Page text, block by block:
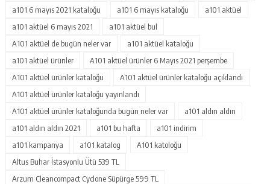
a101 6 mayıs 2021 kataloğu
a101 6 mayıs kataloğu
a101 aktüel
a101 aktüel 6 mayıs 2021
a101 aktüel bul
A101 aktüel de bugün neler var
a101 aktüel kataloğu
a101 aktüel ürünler
A101 aktüel ürünler 6 Mayıs 2021 perşembe
A101 aktüel ürünler kataloğu
A101 aktüel ürünler kataloğu açıklandı
A101 aktüel ürünler kataloğu yayınlandı
A101 aktüel ürünler kataloğunda bugün neler var
a101 aldın aldın
a101 aldın aldın 2021
a101 bu hafta
a101 indirim
a101 kampanya
a101 katalog
A101 katoloğu
Altus Buhar İstasyonlu Ütü 539 TL
Arzum Cleancompact Cyclone Süpürge 599 TL